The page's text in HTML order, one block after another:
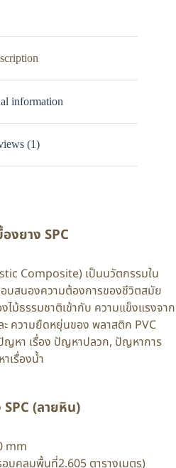
information
(1)
งยาง SPC
Composite) เป็นนวัตกรรมใน
บสนองความต้องการของชีวิตสมัย
ม้ธรรมชาติเข้ากับ ความแข็งแรงจาก
ความยืดหยุ่นของ พลาสติก PVC
ญหา เรื่อง ปัญหาปลวก, ปัญหาการ
เรื่องน้ำ
(ลายหิน)
mm
บคลุมพื้นที่2.605 ตารางเมตร)